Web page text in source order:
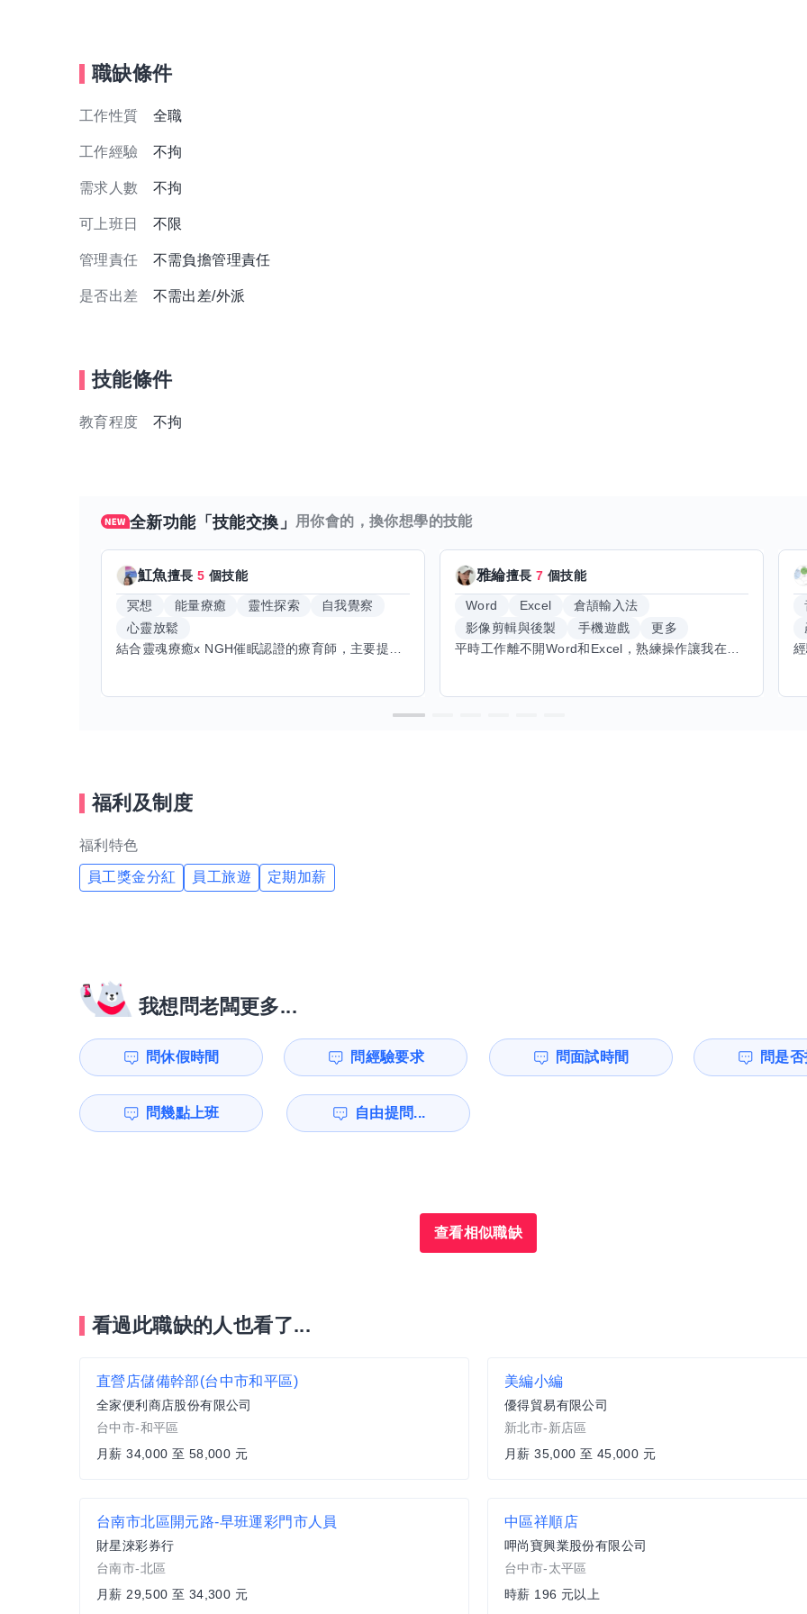
職缺條件
工作性質 全職
工作經驗 不拘
需求人數 不拘
可上班日 不限
管理責任 不需負擔管理責任
是否出差 不需出差/外派
技能條件
教育程度 不拘
全新功能「技能交換」 用你會的，換你想學的技能
魟魚擅長5 個技能
冥想 能量療癒 靈性探索
自我覺察
心靈放鬆
結合靈魂療癒x NGH催眠認證的療育師，主要提供潛意識探索和靈魂導向的催眠療育。你會全程100%清醒跟我對話。
雅綸擅長7 個技能
Word Excel
倉頡輸入法
影像剪輯與後製
手機遊戲
更多
平時工作離不開Word和Excel，熟練操作讓我在文件整理和數據處理上都得心應手，還能用倉頡輸入法快速打字。近期想挑戰英文學習，希望能透過交換技能一起進步！如果你英文流利，需要中文或電腦技巧輔助，歡迎找我搭檔，咱們一起歡樂學習，互相激勵，成為彼此的學習小夥伴！
福利及制度
福利特色
員工獎金分紅 員工旅遊 定期加薪
我想問老闆更多...
問休假時間 問經驗要求 問面試時間 問是
問幾點上班 自由提問...
查看相似職缺
看過此職缺的人也看了...
直營店儲備幹部(台中市和平區)
全家便利商店股份有限公司
台中市-和平區
月薪 34,000 至 58,000 元
美編小編
優得貿易有限公司
新北市-新店區
月薪 35,000 至 45,000 元
台南市北區開元路-早班運彩門市人員
財星淶彩券行
台南市-北區
月薪 29,500 至 34,300 元
中區祥順店
呷尚寶興業股份有限公司
台中市-太平區
時薪 196 元以上